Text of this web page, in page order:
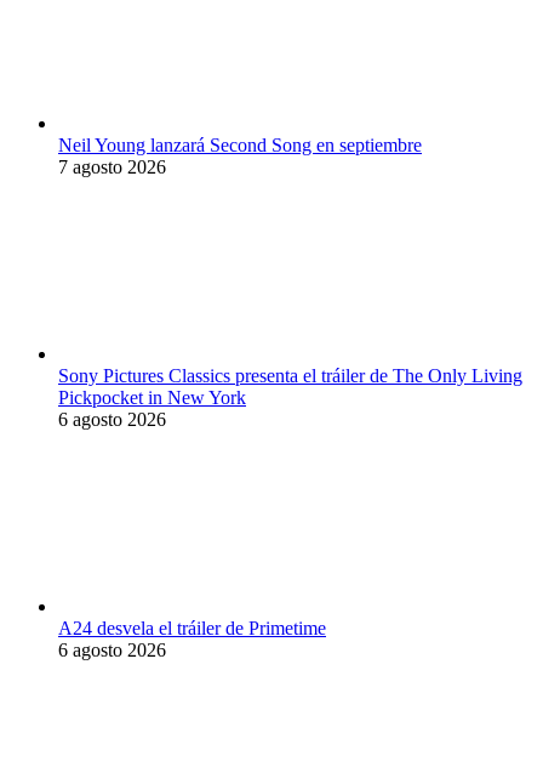
Neil Young lanzará Second Song en septiembre
7 agosto 2026
Sony Pictures Classics presenta el tráiler de The Only Living
Pickpocket in New York
6 agosto 2026
A24 desvela el tráiler de Primetime
6 agosto 2026